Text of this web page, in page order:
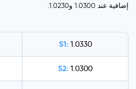
إضافية عند 1.0300 و1.0230.
S1: 1.0330
S2: 1.0300